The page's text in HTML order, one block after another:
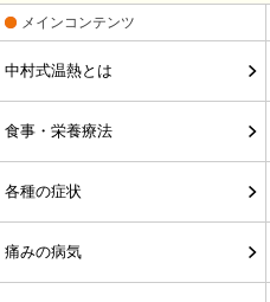
メインコンテンツ
中村式温熱とは
食事・栄養療法
各種の症状
痛みの病気